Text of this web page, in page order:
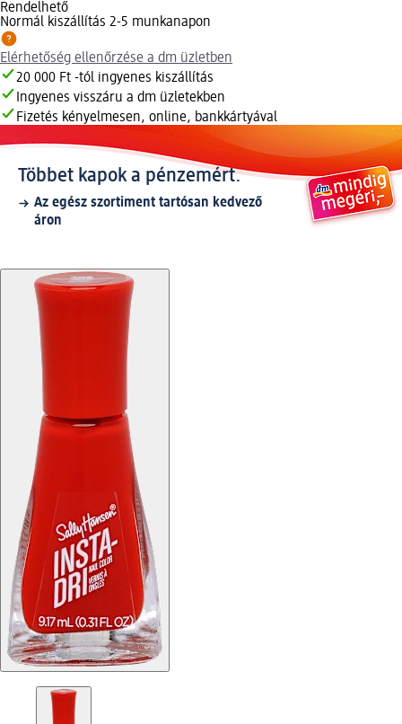
Rendelhető
Normál kiszállítás 2-5 munkanapon
Elérhetőség ellenőrzése a dm üzletben
20 000 Ft -tól ingyenes kiszállítás
Ingyenes visszáru a dm üzletekben
Fizetés kényelmesen, online, bankkártyával
Többet kapok a pénzemért.
Az egész szortiment tartósan kedvező
áron